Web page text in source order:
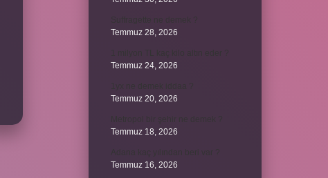
Temmuz 28, 2026
Temmuz 24, 2026
Temmuz 20, 2026
Temmuz 18, 2026
Temmuz 16, 2026